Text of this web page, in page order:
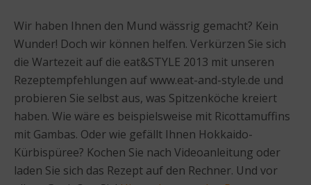
Wir haben Ihnen den Mund wässrig gemacht? Kein
Wunder! Doch wir können helfen. Verkürzen Sie sich
die Wartezeit auf die eat&STYLE 2013 mit unseren
Rezeptempfehlungen auf www.eat-and-style.de und
probieren Sie selbst aus, was Spitzenköche kreiert
haben. Wie wäre es beispielsweise mit Ricottamuffins
mit Gambas. Oder wie gefällt Ihnen Hokkaido-
Kürbispüree? Kochen Sie nach Videoanleitung oder
laden Sie sich das Rezept auf den Rechner. Und vor